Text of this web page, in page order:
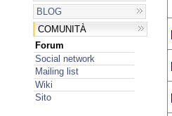
BLOG
COMUNITÀ
Forum
Social network
Mailing list
Wiki
Sito